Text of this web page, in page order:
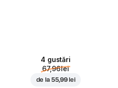
4 gustări
67,96 lei
de la 55,99 lei